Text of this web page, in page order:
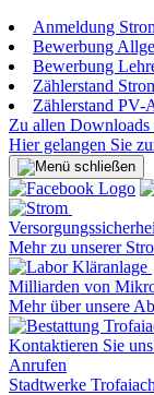
Anmeldung
Bewerbung
Bewerbung
Zählerstand
Zählerstand PV-
Zu allen
Hier gelangen Sie
Mehr zu unserer
Milliarden von
Mehr über unsere
Kontaktieren Sie
Anrufen
Stadtwerke Trofaiach